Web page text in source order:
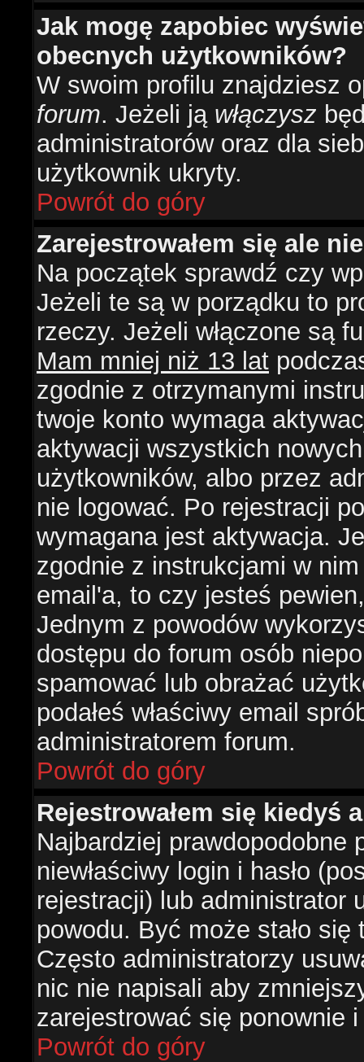
Jak mogę zapobiec
obecnych użytkowników?
W swoim profilu znajdziesz
forum. Jeżeli ją włączysz
administratorów oraz dla
użytkownik ukryty.
Powrót do góry
Zarejestrowałem się ale
Na początek sprawdź czy
Jeżeli te są w porządku to
rzeczy. Jeżeli włączone są
Mam mniej niż 13 lat
zgodnie z otrzymanymi
twoje konto wymaga
aktywacji wszystkich
użytkowników, albo przez
nie logować. Po rejestracji
wymagana jest aktywacja.
zgodnie z instrukcjami w
email'a, to czy jesteś
Jednym z powodów
dostępu do forum osób
spamować lub obrażać
podałeś właściwy email
administratorem forum.
Powrót do góry
Rejestrowałem się kiedyś
Najbardziej prawdopodobne
niewłaściwy login i hasło
rejestracji) lub administrator
powodu. Być może stało
Często administratorzy
nic nie napisali aby
zarejestrować się ponownie
Powrót do góry